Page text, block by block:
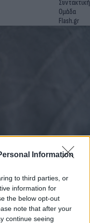
Information
to third parties, or
information for
the below opt-out
note that after your
continue seeing
Συντακτική
Ομάδα
Flash.gr
στους
της Διεύθυνσης
έναν 26χρονο